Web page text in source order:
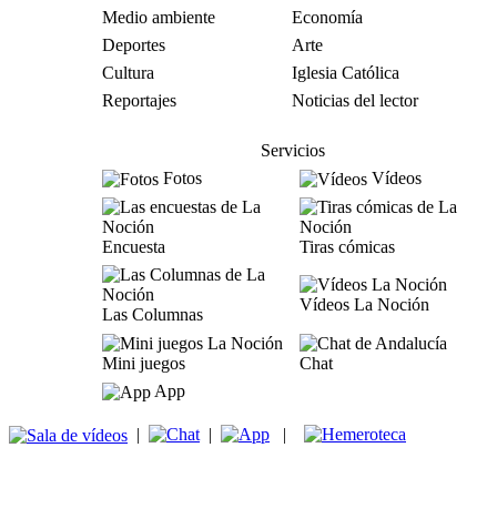
Medio ambiente
Economía
Deportes
Arte
Cultura
Iglesia Católica
Reportajes
Noticias del lector
Servicios
Fotos
Vídeos
Encuesta Tiras cómicas
Las Columnas
Vídeos La Noción
Mini juegos
Chat
App
| | |